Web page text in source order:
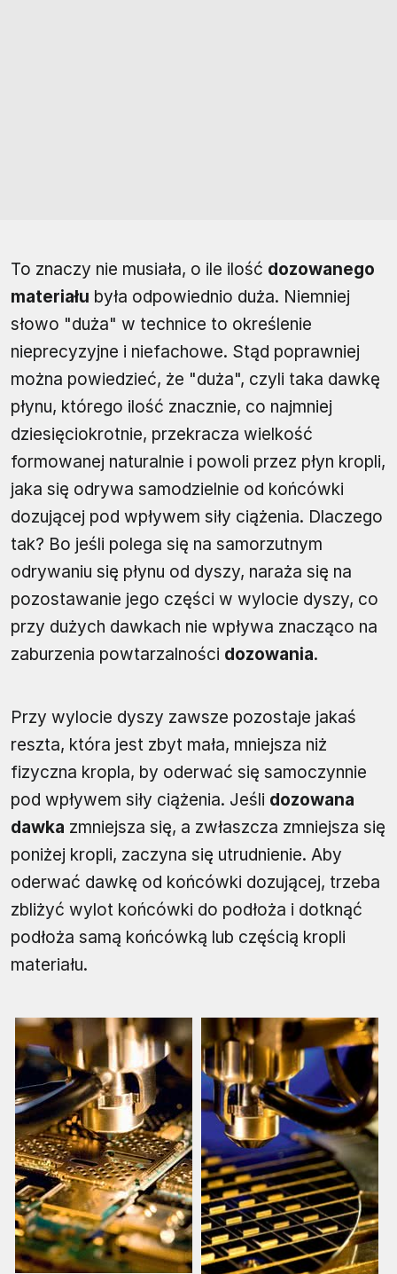
To znaczy nie musiała, o ile ilość dozowanego
materiału była odpowiednio duża. Niemniej
słowo "duża" w technice to określenie
nieprecyzyjne i niefachowe. Stąd poprawniej
można powiedzieć, że "duża", czyli taka dawkę
płynu, którego ilość znacznie, co najmniej
dziesięciokrotnie, przekracza wielkość
formowanej naturalnie i powoli przez płyn kropli,
jaka się odrywa samodzielnie od końcówki
dozującej pod wpływem siły ciążenia. Dlaczego
tak? Bo jeśli polega się na samorzutnym
odrywaniu się płynu od dyszy, naraża się na
pozostawanie jego części w wylocie dyszy, co
przy dużych dawkach nie wpływa znacząco na
zaburzenia powtarzalności dozowania.
Przy wylocie dyszy zawsze pozostaje jakaś
reszta, która jest zbyt mała, mniejsza niż
fizyczna kropla, by oderwać się samoczynnie
pod wpływem siły ciążenia. Jeśli dozowana
dawka zmniejsza się, a zwłaszcza zmniejsza się
poniżej kropli, zaczyna się utrudnienie. Aby
oderwać dawkę od końcówki dozującej, trzeba
zbliżyć wylot końcówki do podłoża i dotknąć
podłoża samą końcówką lub częścią kropli
materiału.